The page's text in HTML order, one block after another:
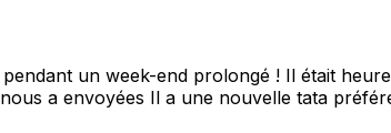
un week-end prolongé ! Il était
a envoyées Il a une nouvelle tata